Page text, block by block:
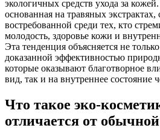
экологичных средств ухода за
основанная на травяных экстрактах,
востребованной среди тех, кто
молодость, здоровье кожи и
Эта тенденция объясняется не
доказанной эффективностью
которые оказывают благотворное
вид, так и на внутреннее состояние
Что такое эко-
отличается от